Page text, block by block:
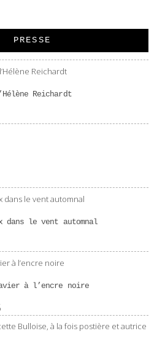
PRESSE
Reichardt
dans le vent automnal
à l’encre noire